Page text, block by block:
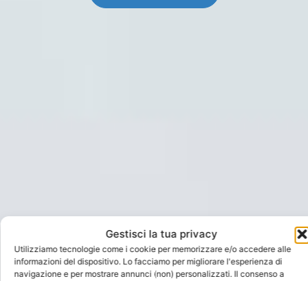
Gestisci la tua privacy
Utilizziamo tecnologie come i cookie per memorizzare e/o accedere alle
informazioni del dispositivo. Lo facciamo per migliorare l'esperienza di
navigazione e per mostrare annunci (non) personalizzati. Il consenso a